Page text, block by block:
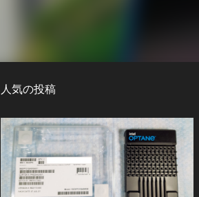
人気の投稿